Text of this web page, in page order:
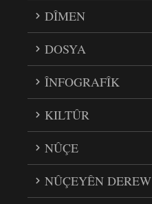
DÎMEN
DOSYA
ÎNFOGRAFÎK
KILTÛR
NÛÇE
NÛÇEYÊN DEREW